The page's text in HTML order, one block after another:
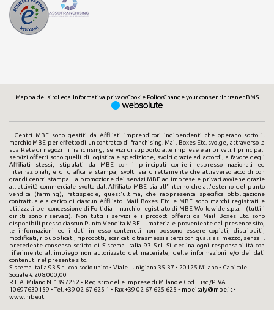
Mappa del sitoLegalInformativa privacyCookie PolicyChange your consentIntranet BMS
I Centri MBE sono gestiti da Affiliati imprenditori indipendenti che operano sotto il
marchio MBE per effetto di un contratto di franchising. Mail Boxes Etc. svolge, attraverso la
sua Rete di negozi in franchising, servizi di supporto alle imprese e ai privati. I principali
servizi offerti sono quelli di logistica e spedizione, svolti grazie ad accordi, a favore degli
Affiliati stessi, stipulati da MBE con i principali corrieri espresso nazionali ed
internazionali, e di grafica e stampa, svolti sia direttamente che attraverso accordi con
grandi centri stampa. La promozione dei servizi MBE ad imprese e privati avviene grazie
all'attività commerciale svolta dall'Affiliato MBE sia all'interno che all'esterno del punto
vendita (farming), fattispecie, quest'ultima, che rappresenta specifica obbligazione
contrattuale a carico di ciascun Affiliato. Mail Boxes Etc. e MBE sono marchi registrati e
utilizzati per concessione di Fortidia - marchio registrato di MBE Worldwide s.p.a. - (tutti i
diritti sono riservati). Non tutti i servizi e i prodotti offerti da Mail Boxes Etc. sono
disponibili presso ciascun Punto Vendita MBE. Il materiale proveniente dal presente sito,
le informazioni ed i dati in esso contenuti non possono essere copiati, distribuiti,
modificati, ripubblicati, riprodotti, scaricati o trasmessi a terzi con qualsiasi mezzo, senza il
precedente consenso scritto di Sistema Italia 93 S.r.l. Si declina ogni responsabilità con
riferimento all'impiego non autorizzato del materiale, delle informazioni e/o dei dati
contenuti nel presente sito.
Sistema Italia 93 S.r.l. con socio unico • Viale Lunigiana 35-37 • 20125 Milano • Capitale
Sociale € 208.000,00
R.E.A. Milano N. 1397252 • Registro delle Imprese di Milano e Cod. Fisc./P.IVA
10697630159 • Tel. +39 02 67 625 1 • Fax +39 02 67 625 625 • mbeitaly@mbe.it•
www.mbe.it